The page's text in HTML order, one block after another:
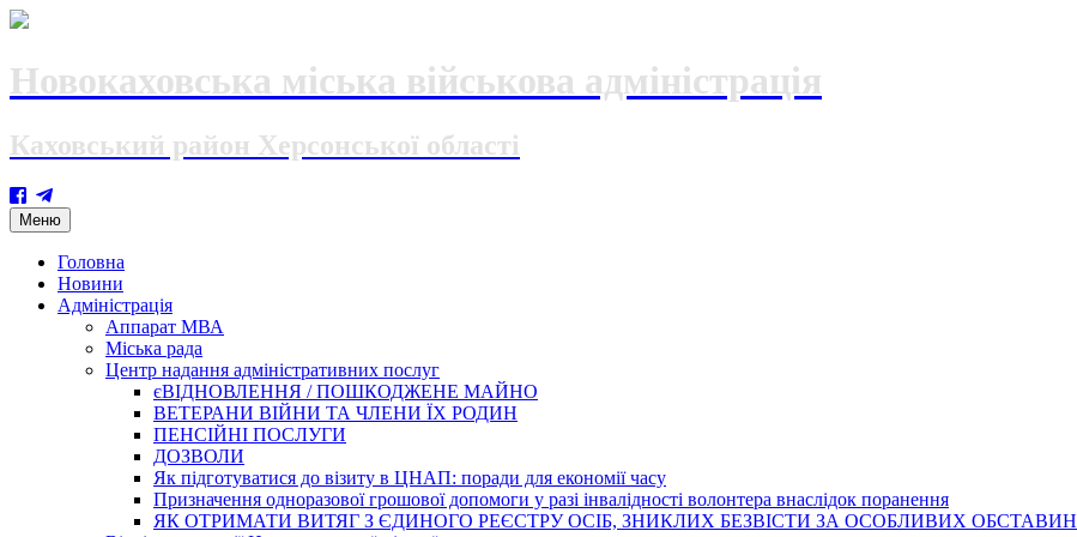
Новокаховська міська військова адміністрація
Каховський район Херсонської області
Меню Skip
to
content
Головна
Новини
Адміністрація
Аппарат МВА
Міська рада
Центр надання адміністративних послуг
єВІДНОВЛЕННЯ / ПОШКОДЖЕНЕ МАЙНО
ВЕТЕРАНИ ВІЙНИ ТА ЧЛЕНИ ЇХ РОДИН
ПЕНСІЙНІ ПОСЛУГИ
ДОЗВОЛИ
Як підготуватися до візиту в ЦНАП: поради для економії часу
Призначення одноразової грошової допомоги у разі інвалідності волонтера внаслідок поранення
ЯК ОТРИМАТИ ВИТЯГ З ЄДИНОГО РЕЄСТРУ ОСІБ, ЗНИКЛИХ БЕЗВІСТИ ЗА ОСОБЛИВИХ ОБСТАВИН